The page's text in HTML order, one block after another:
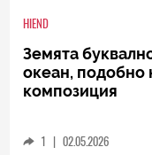
HIEND
композиция